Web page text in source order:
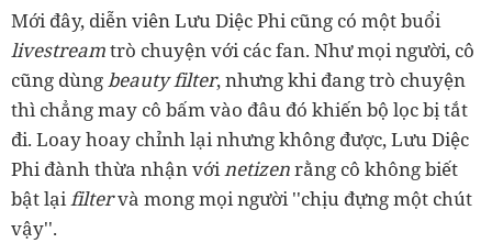
Mới đây, diễn viên Lưu Diệc Phi cũng có một buổi
livestreamtrò chuyện với các fan. Như mọi người, cô
cũng dùngbeautyfilter, nhưng khi đang trò chuyện
thì chẳng may cô bấm vào đâu đó khiến bộ lọc bị tắt
đi. Loay hoay chỉnh lại nhưng không được, Lưu Diệc
Phi đành thừa nhận vớinetizenrằng cô không biết
bật lạifiltervà mong mọi người ''chịu đựng một chút
vậy''.